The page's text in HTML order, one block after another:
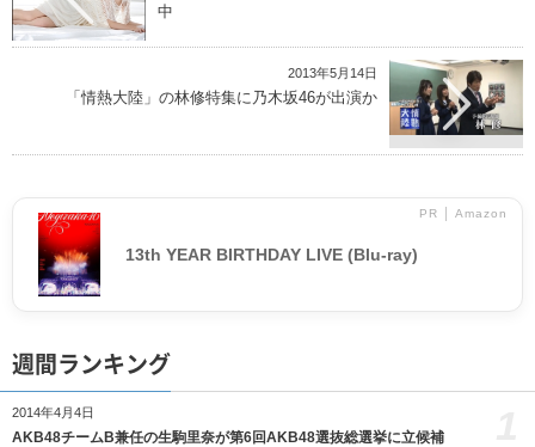
中
2013年5月14日
「情熱大陸」の林修特集に乃木坂46が出演か
PR │ Amazon
13th YEAR BIRTHDAY LIVE (Blu-ray)
週間ランキング
2014年4月4日
AKB48チームB兼任の生駒里奈が第6回AKB48選抜総選挙に立候補